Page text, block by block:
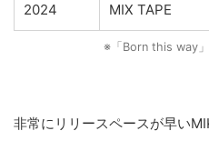
2024 MIX TAPE
※「Born this way
非常にリリースペースが早い